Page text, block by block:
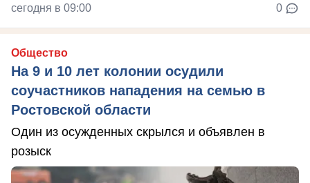
сегодня в 09:00 0
Общество
На 9 и 10 лет колонии осудили
соучастников нападения на семью в
Ростовской области
Один из осужденных скрылся и объявлен в
розыск